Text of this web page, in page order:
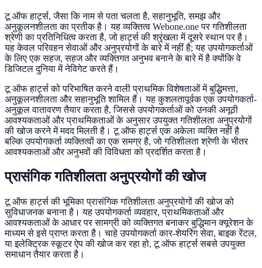
टू ऑफ हार्ट्स, जैसा कि नाम से पता चलता है, सहानुभूति, समझ और
अनुकूलनशीलता का प्रतीक है। यह व्यक्तित्व Webone.one पर गतिशीलता
श्रेणी का प्रतिनिधित्व करता है, जो हार्ट्स की श्रृंखला में दूसरे स्थान पर है।
यह केवल परिवहन सेवाओं और अनुप्रयोगों के बारे में नहीं है; यह उपयोगकर्ताओं
के लिए एक सहज, सहज और व्यक्तिगत अनुभव बनाने के बारे में है क्योंकि वे
डिजिटल दुनिया में नेविगेट करते हैं।
टू ऑफ हार्ट्स को परिभाषित करने वाली प्राथमिक विशेषताओं में बुद्धिमत्ता,
अनुकूलनशीलता और सहानुभूति शामिल हैं। यह कुशलतापूर्वक एक उपयोगकर्ता-
अनुकूल वातावरण तैयार करता है, जिससे उपयोगकर्ताओं को उनकी अनूठी
आवश्यकताओं और प्राथमिकताओं के अनुसार उपयुक्त गतिशीलता अनुप्रयोगों
की खोज करने में मदद मिलती है। टू ऑफ हार्ट्स एक अकेला व्यक्ति नहीं है
बल्कि उपयोगकर्ता व्यक्तित्वों का एक समग्र है, जो गतिशीलता श्रेणी के भीतर
आवश्यकताओं और अनुभवों की विविधता को प्रदर्शित करता है।
प्रासंगिक गतिशीलता अनुप्रयोगों की खोज
टू ऑफ हार्ट्स की भूमिका प्रासंगिक गतिशीलता अनुप्रयोगों की खोज को
सुविधाजनक बनाना है। यह उपयोगकर्ता व्यवहार, प्राथमिकताओं और
आवश्यकताओं के आधार पर सामग्री को व्यक्तिगत बनाकर बुद्धिमान क्यूरेशन के
माध्यम से इसे प्राप्त करता है। चाहे उपयोगकर्ता कार-शेयरिंग सेवा, बाइक रेंटल,
या इलेक्ट्रिक स्कूटर ऐप की खोज कर रहा हो, टू ऑफ हार्ट्स सबसे उपयुक्त
समाधान तैयार करता है।